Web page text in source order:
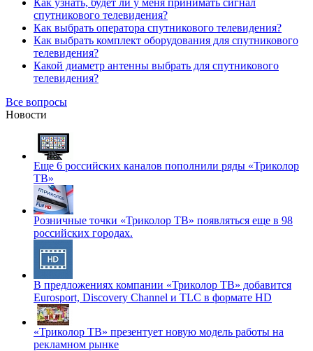
Как узнать, будет ли у меня принимать сигнал
спутникового телевидения?
Как выбрать оператора спутникового телевидения?
Как выбрать комплект оборудования для спутникового
телевидения?
Какой диаметр антенны выбрать для спутникового
телевидения?
Все вопросы
Новости
Еще 6 российских каналов пополнили ряды «Триколор
ТВ»
Розничные точки «Триколор ТВ» появляться еще в 98
российских городах.
В предложениях компании «Триколор ТВ» добавится
Eurosport, Discovery Channel и TLC в формате HD
«Триколор ТВ» презентует новую модель работы на
рекламном рынке